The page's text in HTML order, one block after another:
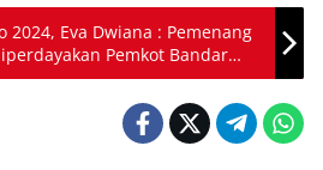
2024, Eva Dwiana : Pemenang
Pemkot Bandar